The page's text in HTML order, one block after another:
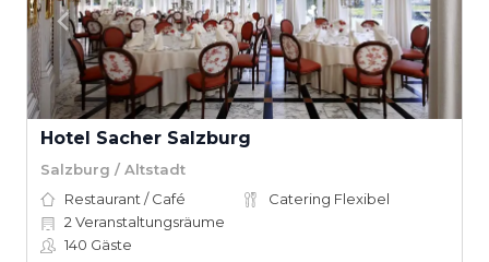
Hotel Sacher Salzburg
Salzburg / Altstadt
Restaurant / Café
Catering Flexibel
2 Veranstaltungsräume
140 Gäste